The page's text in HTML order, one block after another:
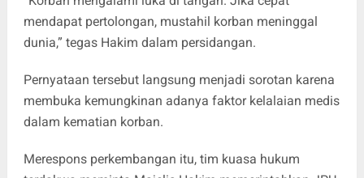
mendapat pertolongan, mustahil korban meninggal
dunia,” tegas Hakim dalam persidangan.
Pernyataan tersebut langsung menjadi sorotan karena
membuka kemungkinan adanya faktor kelalaian medis
dalam kematian korban.
Merespons perkembangan itu, tim kuasa hukum